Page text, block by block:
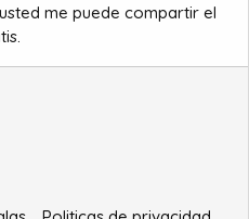
me puede compartir el